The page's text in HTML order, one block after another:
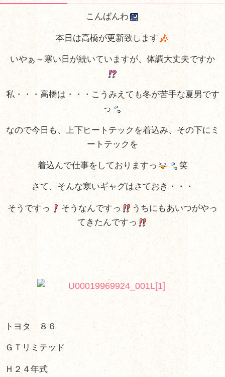
こんばんわ
本日は高橋が更新致します
いやぁ～寒い日が続いていますが、体調大丈夫ですか
私・・・高橋は・・・こうみえても冬が苦手な夏男です
っ
なので今日も、上下ヒートテックを着込み、その下にミ
ートテックを
着込んで仕事をしておりますっ 笑
さて、そんな寒いギャグはさておき・・・
そうですっ そうなんですっ
うちにもあいつがやっ
てきたんですっ
トヨタ ８６
ＧＴリミテッド
Ｈ２４年式